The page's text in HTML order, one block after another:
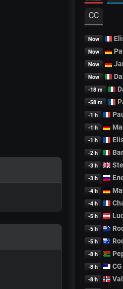
CC
Now
Now
Now
Now
-18 m
-58 m
-1 h
-1 h
-1 h
-2 h
-3 h
-3 h
-4 h
-4 h
-5 h
-5 h
-5 h
-8 h
-8 h CG
-8 h